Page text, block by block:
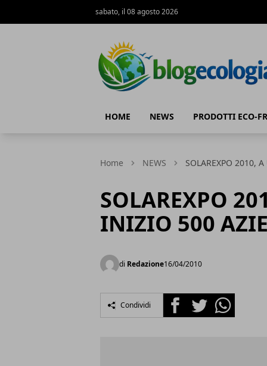
sabato, il 08 agosto 2026
HOME NEWS PRODOTTI ECO-
Home NEWS SOLAREXPO 2010,
SOLAREXPO
INIZIO 500
di Redazione16/04/2010
Condividi FacebookTwitterWhatsapp